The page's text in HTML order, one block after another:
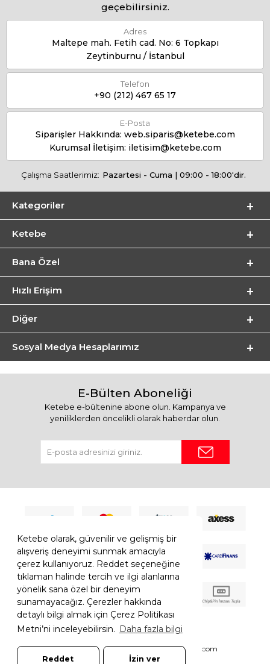
Ketebe olarak, güvenilir ve gelişmiş bir
alışveriş deneyimi sunmak amacıyla
çerez kullanıyoruz. Reddet seçeneğine
tıklaman halinde tercih ve ilgi alanlarına
yönelik sana özel bir deneyim
sunamayacağız. Çerezler hakkında
detaylı bilgi almak için Çerez Politikası
Metni’ni inceleyebilirsin. Daha fazla bilgi
Reddet İzin ver
geçebilirsiniz.
Adres
Maltepe mah. Fetih cad. No: 6 Topkapı
Zeytinburnu / İstanbul
Telefon
+90 (212) 467 65 17
E-Posta
Siparişler Hakkında: web.siparis@ketebe.com
Kurumsal İletişim: iletisim@ketebe.com
Çalışma Saatlerimiz: Pazartesi - Cuma | 09:00 - 18:00'dir.
Kategoriler
Ketebe
Bana Özel
Hızlı Erişim
Diğer
Sosyal Medya Hesaplarımız
E-Bülten Aboneliği
Ketebe e-bültenine abone olun. Kampanya ve
yeniliklerden öncelikli olarak haberdar olun.
© 2026 Ketebe Tüm Hakkı Saklıdır. Ketebe.com